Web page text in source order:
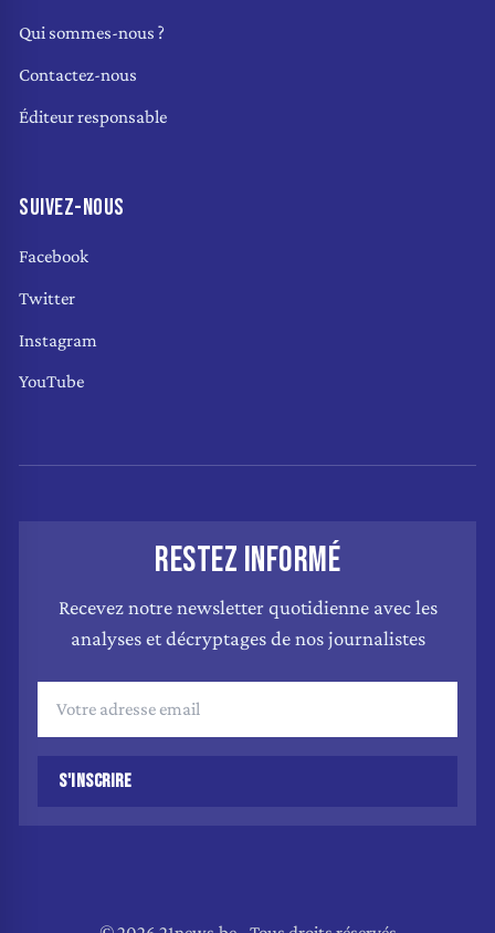
Qui sommes-nous ?
Contactez-nous
Éditeur responsable
SUIVEZ-NOUS
Facebook
Twitter
Instagram
YouTube
RESTEZ INFORMÉ
Recevez notre newsletter quotidienne avec les
analyses et décryptages de nos journalistes
S'INSCRIRE